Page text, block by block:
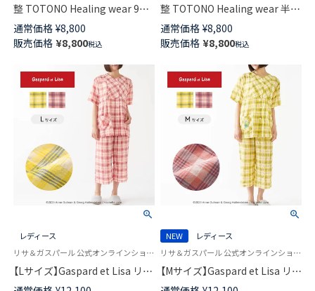
整 TOTONO Healing wear 9分
丈パンツ リカバリーウェア 疲
労回復 遠赤外線 血行促進 一般
医療機器 TERAX TECHNOLOGY
LIGHT（テラックス テクノロジ
ー ライト）ユニセックス
97321008
通常価格 ¥8,800
販売価格 ¥8,800税込
整 TOTONO Healing wear 半袖
Tシャツ リカバリーウェア 疲労
回復 遠赤外線 血行促進 一般医
療機器 TERAX TECHNOLOGY
LIGHT（テラックス テクノロジ
ー ライト）ユニセックス
97321007
通常価格 ¥8,800
販売価格 ¥8,800税込
レディース
リサ＆ガスパール 公式オンラインショップ 婦人 パジャマ
【Lサイズ】Gaspard et Lisa リサ
とガスパール 軽くて柔らかい
NEW
レディース
リサ＆ガスパール 公式オンラインショップ 婦人 パジャマ
【Mサイズ】Gaspard et Lisa リサ
とガスパール 軽くて柔らかい